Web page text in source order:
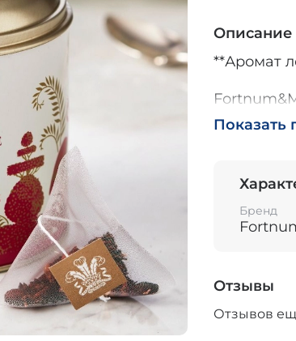
Описание
**Аромат
летней
Показать
Бренд
Отзывы
Отзывов